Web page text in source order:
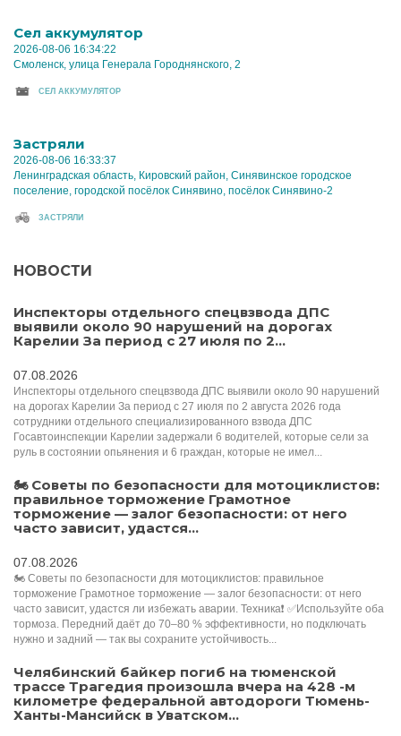
Cел аккумулятор
2026-08-06 16:34:22
Смоленск, улица Генерала Городнянского, 2
CЕЛ АККУМУЛЯТОР
Застряли
2026-08-06 16:33:37
Ленинградская область, Кировский район, Синявинское городское
поселение, городской посёлок Синявино, посёлок Синявино-2
ЗАСТРЯЛИ
НОВОСТИ
Инспекторы отдельного спецвзвода ДПС
выявили около 90 нарушений на дорогах
Карелии За период с 27 июля по 2...
07.08.2026
Инспекторы отдельного спецвзвода ДПС выявили около 90 нарушений
на дорогах Карелии За период с 27 июля по 2 августа 2026 года
сотрудники отдельного специализированного взвода ДПС
Госавтоинспекции Карелии задержали 6 водителей, которые сели за
руль в состоянии опьянения и 6 граждан, которые не имел...
🏍 Советы по безопасности для мотоциклистов:
правильное торможение Грамотное
торможение — залог безопасности: от него
часто зависит, удастся...
07.08.2026
🏍 Советы по безопасности для мотоциклистов: правильное
торможение Грамотное торможение — залог безопасности: от него
часто зависит, удастся ли избежать аварии. Техника❗️ ✅Используйте оба
тормоза. Передний даёт до 70–80 % эффективности, но подключать
нужно и задний — так вы сохраните устойчивость...
Челябинский байкер погиб на тюменской
трассе Трагедия произошла вчера на 428 -м
километре федеральной автодороги Тюмень-
Ханты-Мансийск в Уватском...